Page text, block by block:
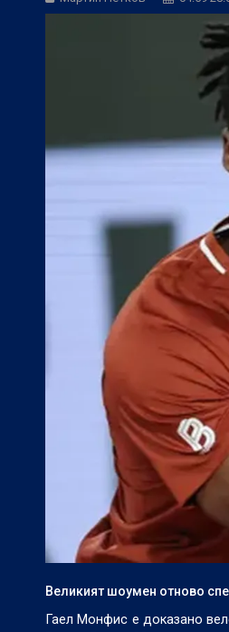
Трета
БГ
Великият шоумен отново
Гаел Монфис е доказано